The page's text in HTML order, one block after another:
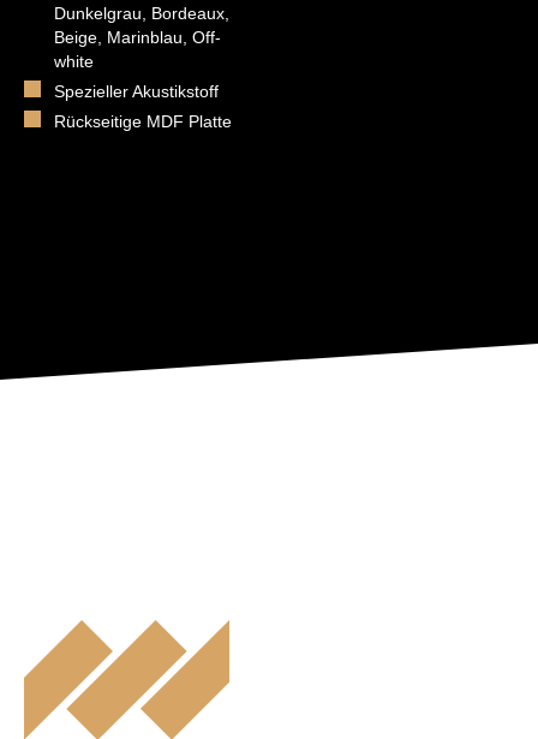
Dunkelgrau, Bordeaux,
Beige, Marinblau, Off-
white
Spezieller Akustikstoff
Rückseitige MDF Platte